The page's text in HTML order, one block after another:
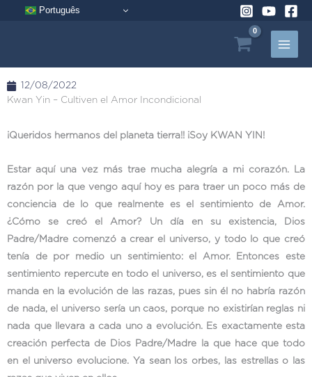
Português
12/08/2022
Kwan Yin – Cultiven el Amor Incondicional
¡Queridos hermanos del planeta tierra!! ¡Soy KWAN YIN!
Estar aquí una vez más trae mucha alegría a mi corazón. La
razón por la que vengo aquí hoy es para traer un poco más de
conciencia de lo que realmente es el sentimiento de Amor.
¿Cómo se creó el Amor? Un día en su existencia, Dios
Padre/Madre comenzó a crear el universo, y todo lo que creó
tenía de por medio un sentimiento: el Amor. Entonces este
sentimiento repercute en todo el universo, es el sentimiento que
manda en la evolución de las razas, pues sin él no habría razón
de nada, el universo sería un caos, porque no existirían reglas ni
nada que llevara a cada uno a evolución. Es exactamente esta
creación perfecta de Dios Padre/Madre la que hace que todo
en el universo evolucione. Ya sean los orbes, las estrellas o las